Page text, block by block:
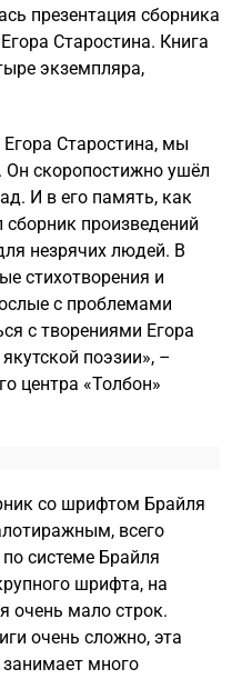
презентация сборника
Старостина. Книга
экземпляра,
Старостина, мы
Он скоропостижно ушёл
И в его память, как
сборник произведений
незрячих людей. В
стихотворения и
с проблемами
с творениями Егора
поэзии», –
центра «Толбон»
со шрифтом Брайля
всего
системе Брайля
шрифта, на
очень мало строк.
очень сложно, эта
много